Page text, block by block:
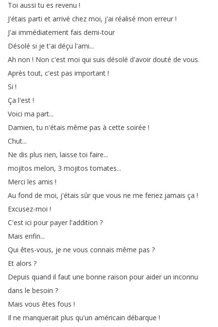
Toi aussi tu es revenu !
J'étais parti et arrivé chez moi, j'ai réalisé mon erreur !
J'ai immédiatement fais demi-tour
Désolé si je t'ai déçu l'ami...
Ah non ! Non c'est moi qui suis désolé d'avoir douté de vous.
Après tout, c'est pas important !
Si !
Ça l'est !
Voici ma part...
Damien,tu n'étais même pas à cette soirée !
Chut...
Ne dis plus rien, laisse toi faire...
mojitos melon, 3 mojitos tomates...
Merci les amis !
Au fond de moi, j'étais sûr que vous ne me feriez jamais ça !
Excusez-moi !
C'est ici pour payer l'addition ?
Mais enfin...
Qui êtes-vous, je ne vous connais même pas ?
Et alors ?
Depuis quand il faut une bonne raison pour aider un inconnu
dans le besoin ?
Mais vous êtes fous !
Il ne manquerait plus qu'un américain débarque !